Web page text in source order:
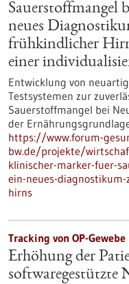
Sauerstoffmangel
neues
frühkindlicher
einer
Entwicklung von
Testsystemen zur
Sauerstoffmangel bei
der
https://www.forum-
bw.de/projekte/
klinischer-marker-fuer-
ein-neues-
hirns
Tracking von OP-Gewebe
Erhöhung der
softwaregestützte